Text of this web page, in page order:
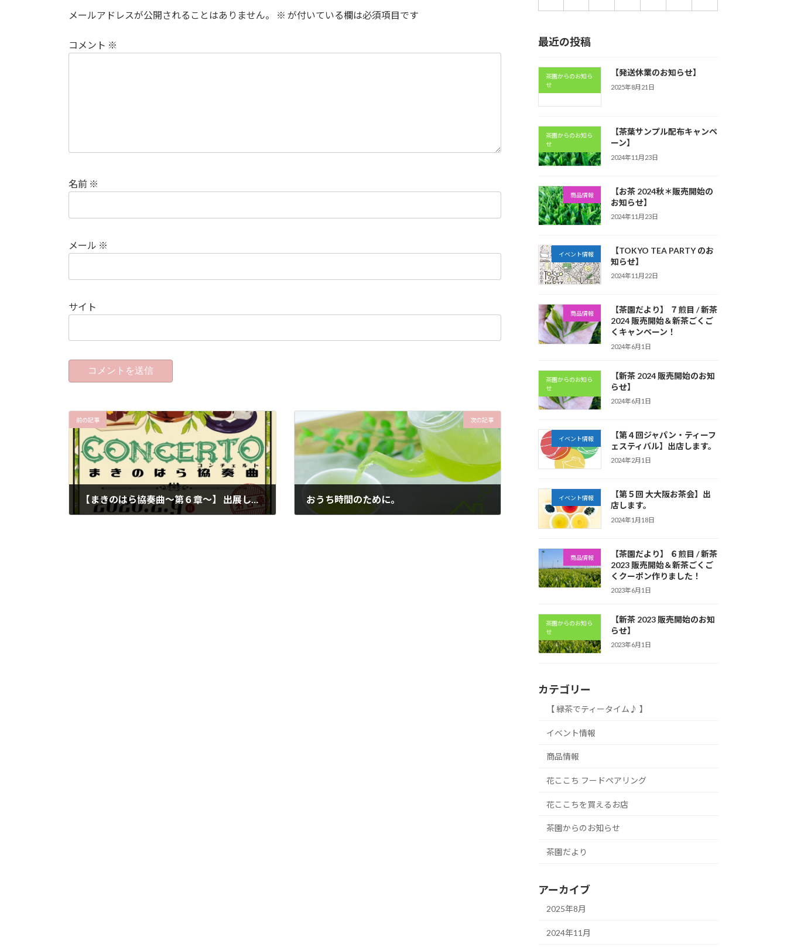
メールアドレスが公開されることはありません。 ※ が付いている欄は必須項目です
コメント ※
名前 ※
メール ※
サイト
前の記事
【まきのはら協奏曲～第６章～】 出展します！
次の記事
おうち時間のために。
最近の投稿
茶園からのお知ら
せ
【発送休業のお知らせ】
2025年8月21日
茶園からのお知ら
せ
【茶葉サンプル配布キャンペ
ーン】
2024年11月23日
商品情報
【お茶 2024秋＊販売開始の
お知らせ】
2024年11月23日
イベント情報
【TOKYO TEA PARTY のお
知らせ】
2024年11月22日
商品情報
【茶園だより】 ７煎目 / 新茶
2024 販売開始＆新茶ごくご
くキャンペーン！
2024年6月1日
茶園からのお知ら
せ
【新茶 2024 販売開始のお知
らせ】
2024年6月1日
イベント情報
【第４回ジャパン・ティーフ
ェスティバル】出店します。
2024年2月1日
イベント情報
【第５回 大大阪お茶会】出
店します。
2024年1月18日
商品情報
【茶園だより】 ６煎目 / 新茶
2023 販売開始＆新茶ごくご
くクーポン作りました！
2023年6月1日
茶園からのお知ら
せ
【新茶 2023 販売開始のお知
らせ】
2023年6月1日
カテゴリー
【 緑茶でティータイム♪ 】
イベント情報
商品情報
花ここち フードペアリング
花ここちを買えるお店
茶園からのお知らせ
茶園だより
アーカイブ
2025年8月
2024年11月